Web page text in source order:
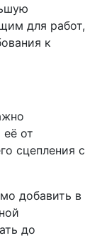
для работ,
к
её от
сцепления с
добавить в
до